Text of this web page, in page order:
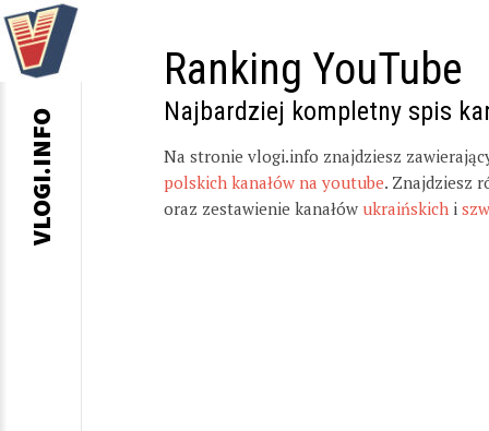
Ranking YouTube
Najbardziej kompletny spis
Na stronie vlogi.info znajdziesz
polskich kanałów na youtube. Znajdziesz
oraz zestawienie kanałów ukraińskich i
VLOGI.INFO